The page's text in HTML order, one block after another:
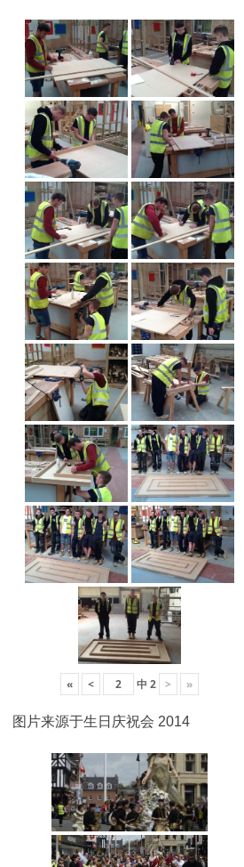
« < 中 2 > »
图片来源于生日庆祝会 2014